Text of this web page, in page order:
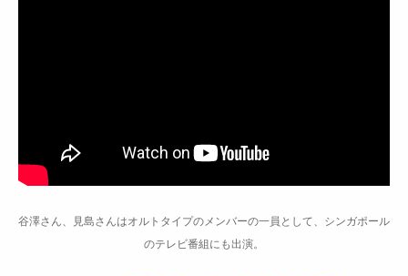
谷澤さん、見島さんはオルトタイプのメンバーの一員として、シンガポール
のテレビ番組にも出演。